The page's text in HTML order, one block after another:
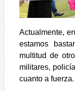
Actualmente,
estamos
multitud de
militares,
cuanto a fuerza.